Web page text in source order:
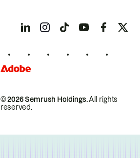
© 2026 Semrush Holdings.All rights
reserved.